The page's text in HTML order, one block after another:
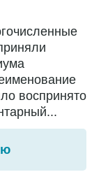
воспринято